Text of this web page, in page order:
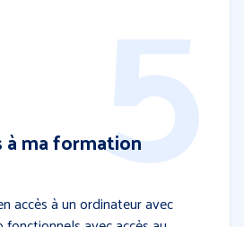
à ma formation
accès à un ordinateur avec